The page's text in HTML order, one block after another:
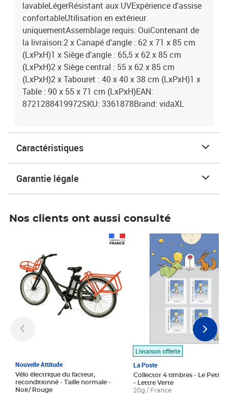
lavableLégerRésistant aux UVExpérience d'assise
confortableUtilisation en extérieur
uniquementAssemblage requis: OuiContenant de
la livraison:2 x Canapé d'angle : 62 x 71 x 85 cm
(LxPxH)1 x Siège d'angle : 65,5 x 62 x 85 cm
(LxPxH)2 x Siège central : 55 x 62 x 85 cm
(LxPxH)2 x Tabouret : 40 x 40 x 38 cm (LxPxH)1 x
Table : 90 x 55 x 71 cm (LxPxH)EAN:
8721288419972SKU: 3361878Brand: vidaXL
Caractéristiques
Garantie légale
Nos clients ont aussi consulté
Nouvelle Attitude
Vélo électrique du facteur,
reconditionné - Taille normale -
Noir/ Rouge
Livraison offerte
La Poste
Collector 4 timbres - Le Petit
- Lettre Verte
20g / France
Prix 7,50€